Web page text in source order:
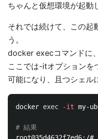
ちゃんと仮想環境が起動
それでは続けて、この起
う。
docker execコマンドに
ここでは-itオプションを
可能になり、且つシェル
docker exec -it my-
# 結果